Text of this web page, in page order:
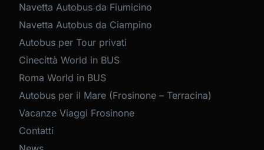
Navetta Autobus da Fiumicino
Navetta Autobus da Ciampino
Autobus per Tour privati
Cinecittà World in BUS
Roma World in BUS
Autobus per il Mare (Frosinone – Terracina)
Vacanze Viaggi Frosinone
Contatti